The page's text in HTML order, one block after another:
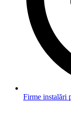
Firme instalări